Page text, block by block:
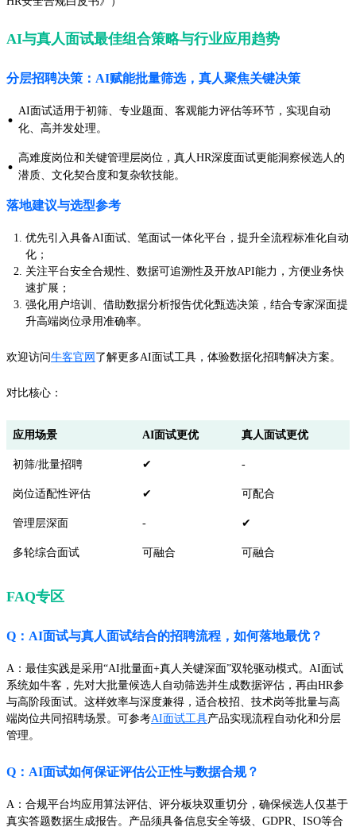
AI与真人面试最佳组合策略与行业应用趋势
分层招聘决策：AI赋能批量筛选，真人聚焦关键决策
· AI面试适用于初筛、专业题面、客观能力评估等环节，实现自动
化、高并发处理。
· 高难度岗位和关键管理层岗位，真人HR深度面试更能洞察候选人的
潜质、文化契合度和复杂软技能。
落地建议与选型参考
优先引入具备AI面试、笔面试一体化平台，提升全流程标准化自动
化；
关注平台安全合规性、数据可追溯性及开放API能力，方便业务快
速扩展；
强化用户培训、借助数据分析报告优化甄选决策，结合专家深面提
升高端岗位录用准确率。
欢迎访问牛客官网 了解更多AI面试工具，体验数据化招聘解决方案。
对比核心：
应用场景 AI面试更优 真人面试更优
初筛/批量招聘 ✔ -
岗位适配性评估 ✔ 可配合
管理层深面 - ✔
多轮综合面试 可融合 可融合
FAQ专区
Q：AI面试与真人面试结合的招聘流程，如何落地最优？
A：最佳实践是采用“AI批量面+真人关键深面”双轮驱动模式。AI面试
系统如牛客，先对大批量候选人自动筛选并生成数据评估，再由HR参
与高阶段面试。这样效率与深度兼得，适合校招、技术岗等批量与高
端岗位共同招聘场景。可参考AI面试工具产品实现流程自动化和分层
管理。
Q：AI面试如何保证评估公正性与数据合规？
A：合规平台均应用算法评估、评分板块双重切分，确保候选人仅基于
真实答题数据生成报告。产品须具备信息安全等级、GDPR、ISO等合